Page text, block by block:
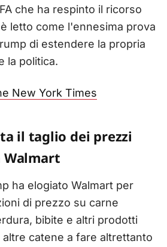
che ha respinto il ricorso
letto come l'ennesima prova
di estendere la propria
la politica.
New York Times
il taglio dei prezzi
Walmart
ha elogiato Walmart per
di prezzo su carne
bibite e altri prodotti
catene a fare altrettanto